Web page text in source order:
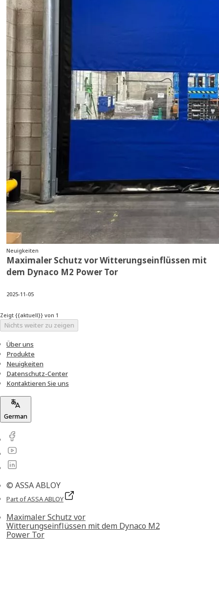
Neuigkeiten
Maximaler Schutz vor Witterungseinflüssen mit
dem Dynaco M2 Power Tor
2025-11-05
Zeigt {{aktuell}} von 1
Nichts weiter zu zeigen
Über uns
Produkte
Neuigkeiten
Datenschutz-Center
Kontaktieren Sie uns
German
© ASSA ABLOY
Part of ASSA ABLOY
Maximaler Schutz vor
Witterungseinflüssen mit dem Dynaco M2
Power Tor